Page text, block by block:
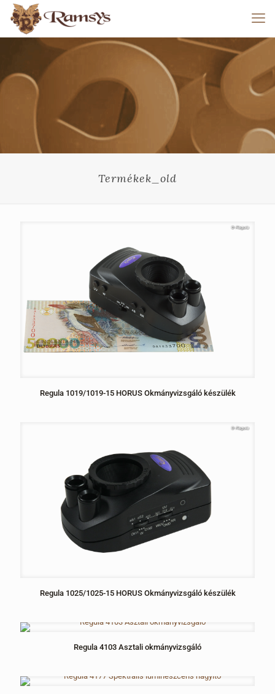
Termékek_old
Regula 1019/1019-15 HORUS Okmányvizsgáló készülék
Regula 1025/1025-15 HORUS Okmányvizsgáló készülék
Regula 4103 Asztali okmányvizsgáló